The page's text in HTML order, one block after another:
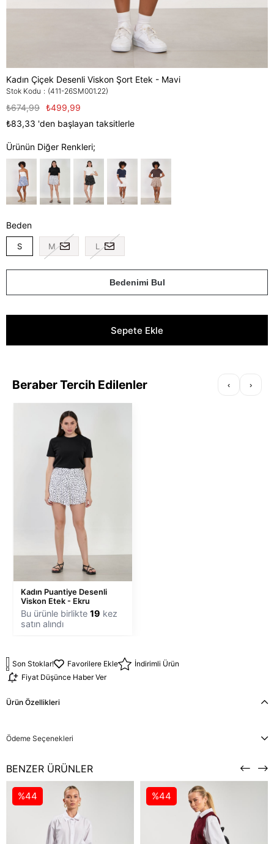
Kadın Çiçek Desenli Viskon Şort Etek - Mavi
Stok Kodu (411-26SM001.22)
₺674,99 ₺499,99
₺83,33 'den başlayan taksitlerle
Ürünün Diğer Renkleri;
Beden
S M L
Bedenimi Bul
Beraber Tercih Edilenler ‹ ›
Kadın Puantiye Desenli
Viskon Etek - Ekru
Bu ürünle birlikte 19 kez
satın alındı
Son Stoklar! Favorilere Ekle
İndirimli Ürün
Fiyat Düşünce Haber Ver
Ürün Özellikleri
Ödeme Seçenekleri
BENZER ÜRÜNLER
%44 %44